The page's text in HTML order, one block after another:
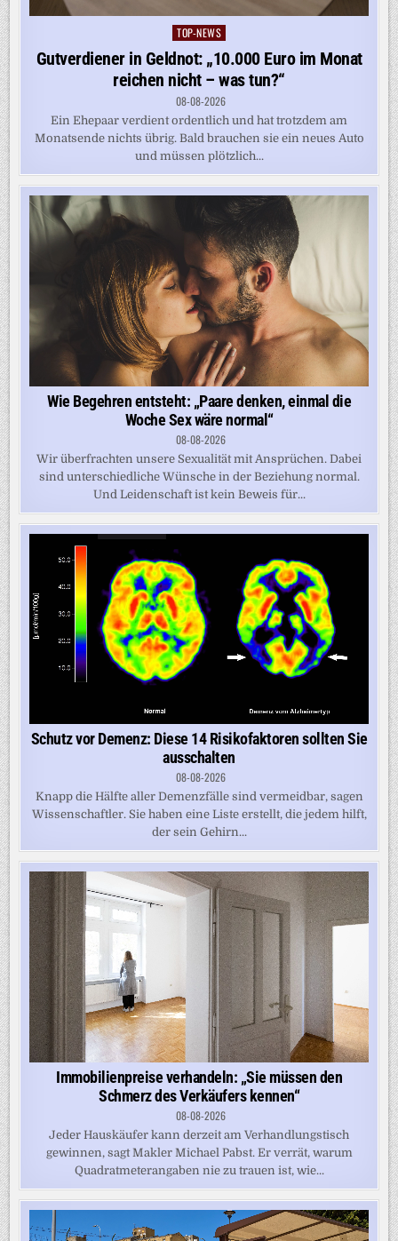
Posted
in
TOP-NEWS
Gutverdiener in Geldnot: „10.000 Euro im Monat
reichen nicht – was tun?“
08-08-2026
Ein Ehepaar verdient ordentlich und hat trotzdem am
Monatsende nichts übrig. Bald brauchen sie ein neues Auto
und müssen plötzlich...
Wie Begehren entsteht: „Paare denken, einmal die
Woche Sex wäre normal“
08-08-2026
Wir überfrachten unsere Sexualität mit Ansprüchen. Dabei
sind unterschiedliche Wünsche in der Beziehung normal.
Und Leidenschaft ist kein Beweis für...
Schutz vor Demenz: Diese 14 Risikofaktoren sollten Sie
ausschalten
08-08-2026
Knapp die Hälfte aller Demenzfälle sind vermeidbar, sagen
Wissenschaftler. Sie haben eine Liste erstellt, die jedem hilft,
der sein Gehirn...
Immobilienpreise verhandeln: „Sie müssen den
Schmerz des Verkäufers kennen“
08-08-2026
Jeder Hauskäufer kann derzeit am Verhandlungstisch
gewinnen, sagt Makler Michael Pabst. Er verrät, warum
Quadratmeterangaben nie zu trauen ist, wie...